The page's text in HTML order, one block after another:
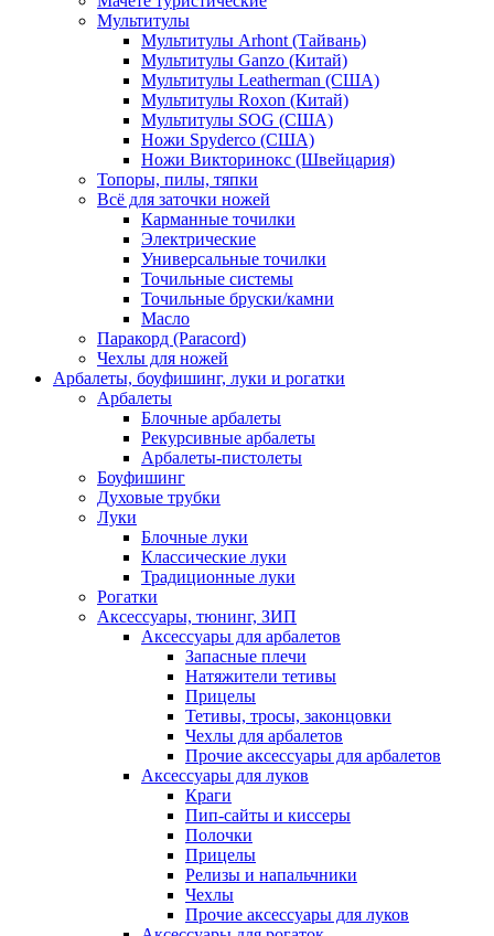
Мультитулы
Мультитулы Arhont (Тайвань)
Мультитулы Ganzo (Китай)
Мультитулы Leatherman (США)
Мультитулы Roxon (Китай)
Мультитулы SOG (США)
Ножи Spyderco (США)
Ножи Викторинокс (Швейцария)
Топоры, пилы, тяпки
Всё для заточки ножей
Карманные точилки
Электрические
Универсальные точилки
Точильные системы
Точильные бруски/камни
Масло
Паракорд (Paracord)
Чехлы для ножей
Арбалеты, боуфишинг, луки и рогатки
Арбалеты
Блочные арбалеты
Рекурсивные арбалеты
Арбалеты-пистолеты
Боуфишинг
Духовые трубки
Луки
Блочные луки
Классические луки
Традиционные луки
Рогатки
Аксессуары, тюнинг, ЗИП
Аксессуары для арбалетов
Запасные плечи
Натяжители тетивы
Прицелы
Тетивы, тросы, законцовки
Чехлы для арбалетов
Прочие аксессуары для арбалетов
Аксессуары для луков
Краги
Пип-сайты и киссеры
Полочки
Прицелы
Релизы и напальчники
Чехлы
Прочие аксессуары для луков